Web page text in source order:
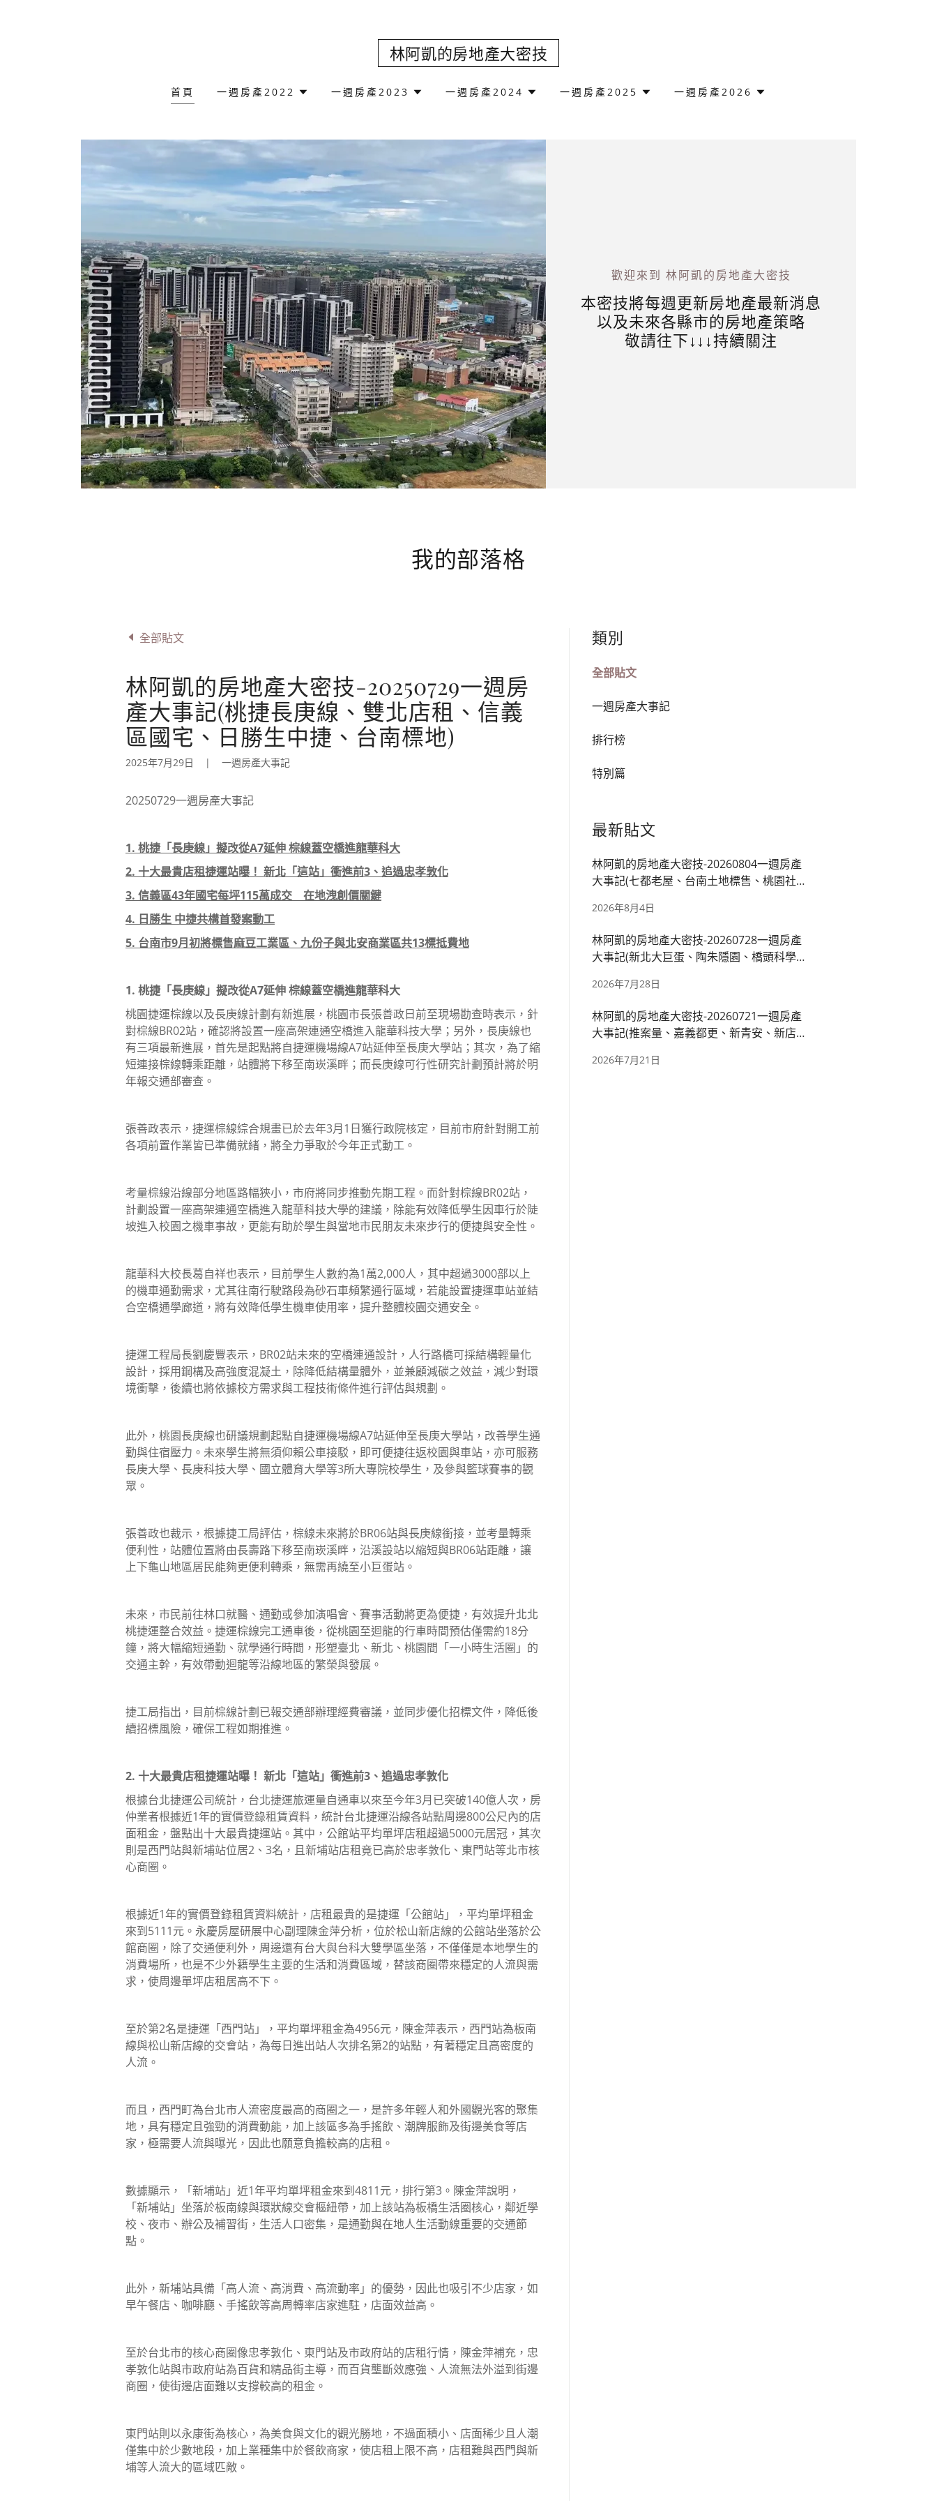
林阿凱的房地產大密技
首頁 一週房產2022 一週房產2023 一週房產2024 一週房產2025 一週房產2026
歡迎來到 林阿凱的房地產大密技
本密技將每週更新房地產最新消息
以及未來各縣市的房地產策略
敬請往下↓↓↓持續關注
我的部落格
全部貼文
林阿凱的房地產大密技-20250729一週房
產大事記(桃捷長庚線、雙北店租、信義
區國宅、日勝生中捷、台南標地)
2025年7月29日 | 一週房產大事記
20250729一週房產大事記
1. 桃捷「長庚線」擬改從A7延伸 棕線蓋空橋進龍華科大
2. 十大最貴店租捷運站曝！ 新北「這站」衝進前3、追過忠孝敦化
3. 信義區43年國宅每坪115萬成交 在地洩創價關鍵
4. 日勝生 中捷共構首發案動工
5. 台南市9月初將標售麻豆工業區、九份子與北安商業區共13標抵費地
1. 桃捷「長庚線」擬改從A7延伸 棕線蓋空橋進龍華科大
桃園捷運棕線以及長庚線計劃有新進展，桃園市長張善政日前至現場勘查時表示，針
對棕線BR02站，確認將設置一座高架連通空橋進入龍華科技大學；另外，長庚線也
有三項最新進展，首先是起點將自捷運機場線A7站延伸至長庚大學站；其次，為了縮
短連接棕線轉乘距離，站體將下移至南崁溪畔；而長庚線可行性研究計劃預計將於明
年報交通部審查。
張善政表示，捷運棕線綜合規畫已於去年3月1日獲行政院核定，目前市府針對開工前
各項前置作業皆已準備就緒，將全力爭取於今年正式動工。
考量棕線沿線部分地區路幅狹小，市府將同步推動先期工程。而針對棕線BR02站，
計劃設置一座高架連通空橋進入龍華科技大學的建議，除能有效降低學生因車行於陡
坡進入校園之機車事故，更能有助於學生與當地市民朋友未來步行的便捷與安全性。
龍華科大校長葛自祥也表示，目前學生人數約為1萬2,000人，其中超過3000部以上
的機車通勤需求，尤其往南行駛路段為砂石車頻繁通行區域，若能設置捷運車站並結
合空橋通學廊道，將有效降低學生機車使用率，提升整體校園交通安全。
捷運工程局長劉慶豐表示，BR02站未來的空橋連通設計，人行路橋可採結構輕量化
設計，採用鋼構及高強度混凝土，除降低結構量體外，並兼顧減碳之效益，減少對環
境衝擊，後續也將依據校方需求與工程技術條件進行評估與規劃。
此外，桃園長庚線也研議規劃起點自捷運機場線A7站延伸至長庚大學站，改善學生通
勤與住宿壓力。未來學生將無須仰賴公車接駁，即可便捷往返校園與車站，亦可服務
長庚大學、長庚科技大學、國立體育大學等3所大專院校學生，及參與籃球賽事的觀
眾。
張善政也裁示，根據捷工局評估，棕線未來將於BR06站與長庚線銜接，並考量轉乘
便利性，站體位置將由長壽路下移至南崁溪畔，沿溪設站以縮短與BR06站距離，讓
上下龜山地區居民能夠更便利轉乘，無需再繞至小巨蛋站。
未來，市民前往林口就醫、通勤或參加演唱會、賽事活動將更為便捷，有效提升北北
桃捷運整合效益。捷運棕線完工通車後，從桃園至迴龍的行車時間預估僅需約18分
鐘，將大幅縮短通勤、就學通行時間，形塑臺北、新北、桃園間「一小時生活圈」的
交通主幹，有效帶動迴龍等沿線地區的繁榮與發展。
捷工局指出，目前棕線計劃已報交通部辦理經費審議，並同步優化招標文件，降低後
續招標風險，確保工程如期推進。
2. 十大最貴店租捷運站曝！ 新北「這站」衝進前3、追過忠孝敦化
根據台北捷運公司統計，台北捷運旅運量自通車以來至今年3月已突破140億人次，房
仲業者根據近1年的實價登錄租賃資料，統計台北捷運沿線各站點周邊800公尺內的店
面租金，盤點出十大最貴捷運站。其中，公館站平均單坪店租超過5000元居冠，其次
則是西門站與新埔站位居2、3名，且新埔站店租竟已高於忠孝敦化、東門站等北市核
心商圈。
根據近1年的實價登錄租賃資料統計，店租最貴的是捷運「公館站」，平均單坪租金
來到5111元。永慶房屋研展中心副理陳金萍分析，位於松山新店線的公館站坐落於公
館商圈，除了交通便利外，周邊還有台大與台科大雙學區坐落，不僅僅是本地學生的
消費場所，也是不少外籍學生主要的生活和消費區域，替該商圈帶來穩定的人流與需
求，使周邊單坪店租居高不下。
至於第2名是捷運「西門站」，平均單坪租金為4956元，陳金萍表示，西門站為板南
線與松山新店線的交會站，為每日進出站人次排名第2的站點，有著穩定且高密度的
人流。
而且，西門町為台北市人流密度最高的商圈之一，是許多年輕人和外國觀光客的聚集
地，具有穩定且強勁的消費動能，加上該區多為手搖飲、潮牌服飾及街邊美食等店
家，極需要人流與曝光，因此也願意負擔較高的店租。
數據顯示，「新埔站」近1年平均單坪租金來到4811元，排行第3。陳金萍說明，
「新埔站」坐落於板南線與環狀線交會樞紐帶，加上該站為板橋生活圈核心，鄰近學
校、夜市、辦公及補習街，生活人口密集，是通勤與在地人生活動線重要的交通節
點。
此外，新埔站具備「高人流、高消費、高流動率」的優勢，因此也吸引不少店家，如
早午餐店、咖啡廳、手搖飲等高周轉率店家進駐，店面效益高。
至於台北市的核心商圈像忠孝敦化、東門站及市政府站的店租行情，陳金萍補充，忠
孝敦化站與市政府站為百貨和精品街主導，而百貨壟斷效應強、人流無法外溢到街邊
商圈，使街邊店面難以支撐較高的租金。
東門站則以永康街為核心，為美食與文化的觀光勝地，不過面積小、店面稀少且人潮
僅集中於少數地段，加上業種集中於餐飲商家，使店租上限不高，店租難與西門與新
埔等人流大的區域匹敵。
類別
全部貼文
一週房產大事記
排行榜
特別篇
最新貼文
林阿凱的房地產大密技-20260804一週房產
大事記(七都老屋、台南土地標售、桃園社
2026年8月4日
林阿凱的房地產大密技-20260728一週房產
大事記(新北大巨蛋、陶朱隱園、橋頭科學園
2026年7月28日
林阿凱的房地產大密技-20260721一週房產
大事記(推案量、嘉義都更、新青安、新店十
2026年7月21日